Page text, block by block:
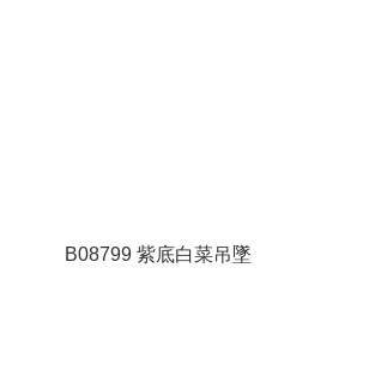
B08799 紫底白菜吊墜